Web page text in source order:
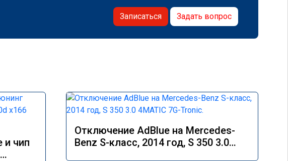
Записаться Задать вопрос
и чип
Отключение AdBlue на Mercedes-
Benz S-класс, 2014 год, S 350 3.0